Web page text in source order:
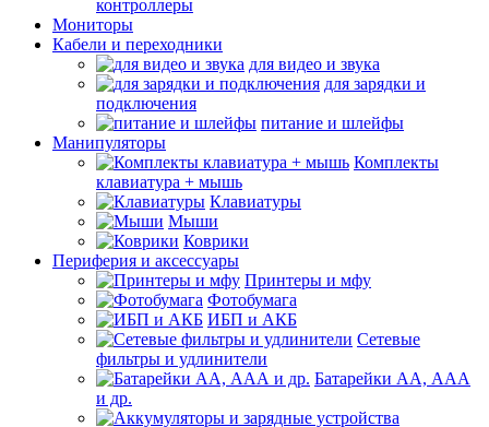
контроллеры
Мониторы
Кабели и переходники
для видео и звука
для зарядки и
подключения
питание и шлейфы
Манипуляторы
Комплекты
клавиатура + мышь
Клавиатуры
Мыши
Коврики
Периферия и аксессуары
Принтеры и мфу
Фотобумага
ИБП и АКБ
Сетевые
фильтры и удлинители
Батарейки АА, ААА
и др.